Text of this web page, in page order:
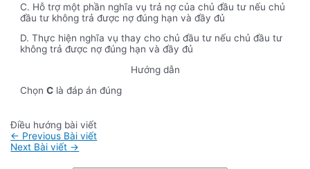
C. Hỗ trợ một phần nghĩa vụ trả nợ của chủ đầu tư nếu chủ
đầu tư không trả được nợ đúng hạn và đầy đủ
D. Thực hiện nghĩa vụ thay cho chủ đầu tư nếu chủ đầu tư
không trả được nợ đúng hạn và đầy đủ
Hướng dẫn
ChọnC là đáp án đúng
Điều hướng bài viết
← Previous Bài viết
Next Bài viết →